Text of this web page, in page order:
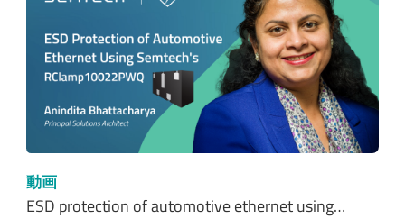
動画
ESD protection of automotive ethernet using…